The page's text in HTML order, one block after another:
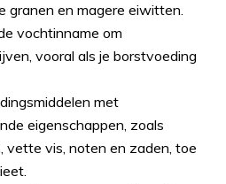
granen en magere eiwitten.
vochtinname om
vooral als je borstvoeding
met
eigenschappen, zoals
vette vis, noten en zaden, toe